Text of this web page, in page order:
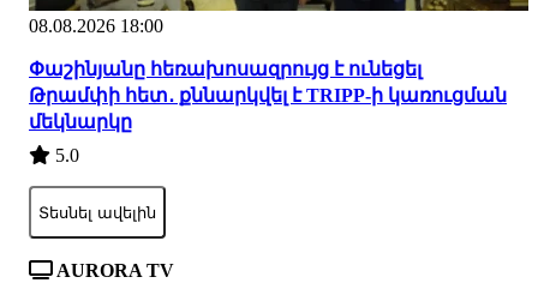
08.08.2026 18:00
Փաշինյանը հեռախոսազրույց է ունեցել
Թրամփի հետ․ քննարկվել է TRIPP-ի կառուցման
մեկնարկը
5.0
Տեսնել ավելին
AURORA TV